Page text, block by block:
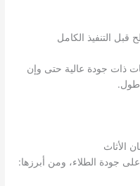
التنفيذ الكامل
ذات جودة عالية حتى وإن
الأثاث
جودة الطلاء، ومن أبرزها: